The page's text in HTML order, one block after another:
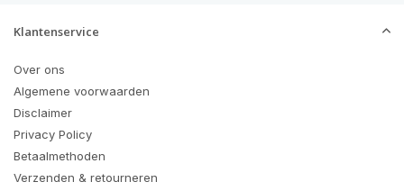
Klantenservice
Over ons
Algemene voorwaarden
Disclaimer
Privacy Policy
Betaalmethoden
Verzenden & retourneren